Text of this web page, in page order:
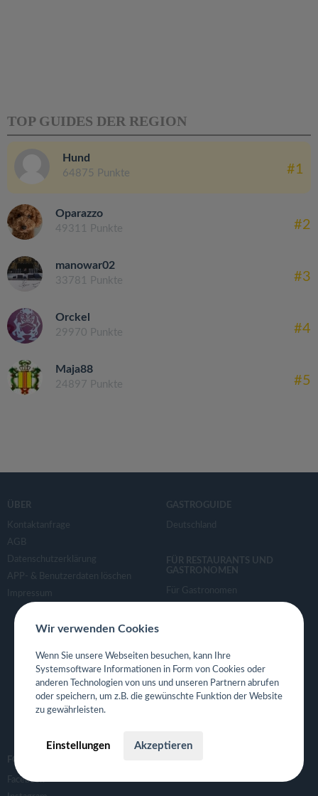
TOP GUIDES DER REGION
Hund
64875 Punkte #1
Oparazzo
49311 Punkte #2
manowar02
33781 Punkte #3
Orckel
29970 Punkte #4
Maja88
24897 Punkte #5
ÜBER
Kontaktanfrage
AGB
Datenschutzerklärung
APP- & Benutzerdaten löschen
Impressum
GASTROGUIDE
Deutschland
FÜR RESTAURANTS UND
GASTRONOMEN
Für Gastronomen
Ticketverkauf
Bestellsystem Lieferung und
FOLGE UNS
Facebook
Wir verwenden Cookies
Wenn Sie unsere Webseiten besuchen, kann Ihre
Systemsoftware Informationen in Form von Cookies oder
anderen Technologien von uns und unseren Partnern abrufen
oder speichern, um z.B. die gewünschte Funktion der Website
zu gewährleisten.
Einstellungen Akzeptieren